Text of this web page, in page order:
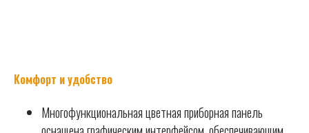
Комфорт и удобство
Многофункциональная цветная приборная панель